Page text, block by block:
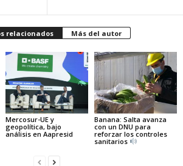
relacionados Más del autor
Mercosur-UE y
geopolítica, bajo
análisis en Aapresid
Banana: Salta avanza
con un DNU para
reforzar los controles
sanitarios